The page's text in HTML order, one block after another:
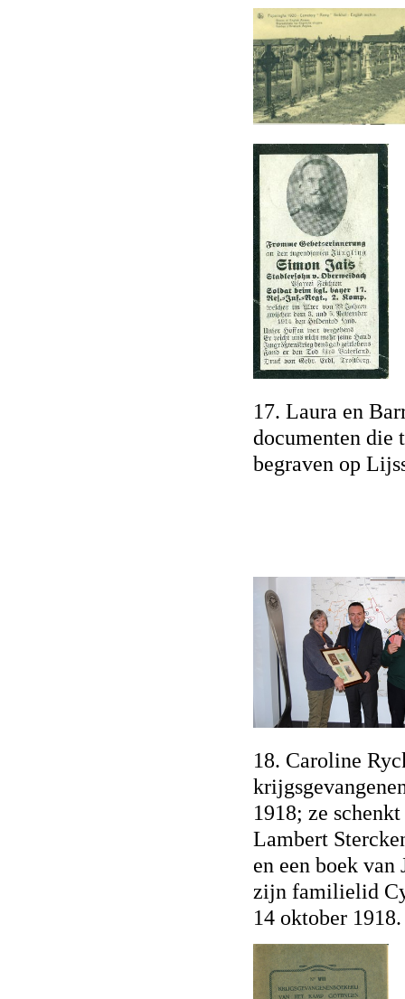
17. Laura en
documenten die
begraven op
18. Caroline
1918; ze
Lambert
en een boek
zijn familielid
14 oktober